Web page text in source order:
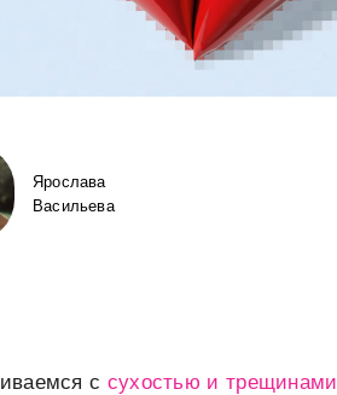
Ярослава
Васильева
с сухостью и трещинами